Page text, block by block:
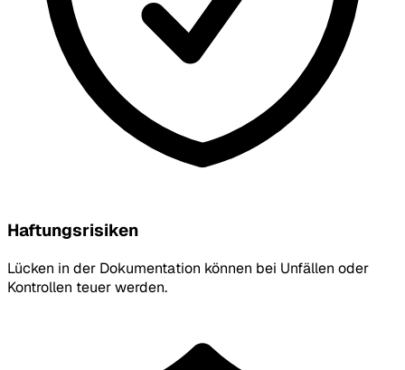
Haftungsrisiken
Lücken in der Dokumentation können bei Unfällen oder
Kontrollen teuer werden.